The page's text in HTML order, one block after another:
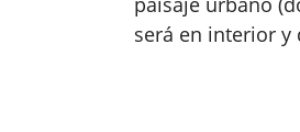
será en interior y